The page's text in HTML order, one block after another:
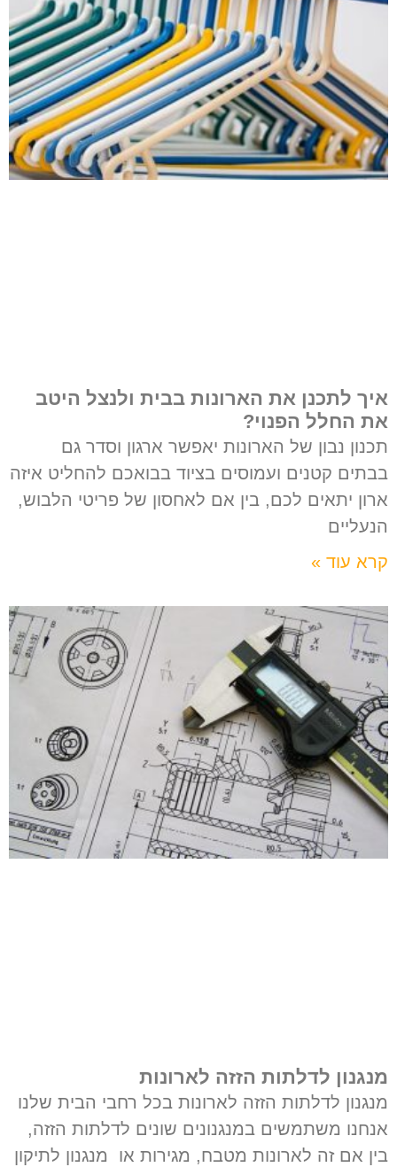
איך לתכנן את הארונות בבית ולנצל היטב
את החלל הפנוי?
תכנון נבון של הארונות יאפשר ארגון וסדר גם
בבתים קטנים ועמוסים בציוד בבואכם להחליט איזה
ארון יתאים לכם, בין אם לאחסון של פריטי הלבוש,
הנעליים
קרא עוד »
מנגנון לדלתות הזזה לארונות
מנגנון לדלתות הזזה לארונות בכל רחבי הבית שלנו
אנחנו משתמשים במנגנונים שונים לדלתות הזזה,
בין אם זה לארונות מטבח, מגירות או מנגנון לתיקון